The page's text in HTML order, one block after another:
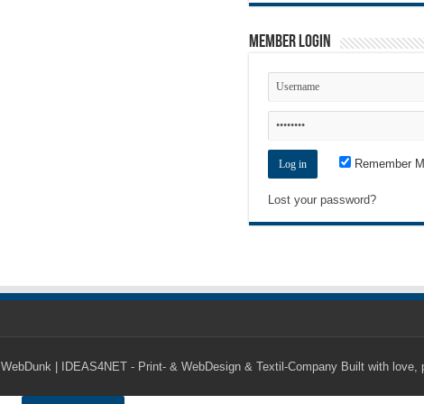
Member Login
Remember
Lost your password?
WebDunk | IDEAS4NET - Print- & WebDesign & Textil-Company Built with love,